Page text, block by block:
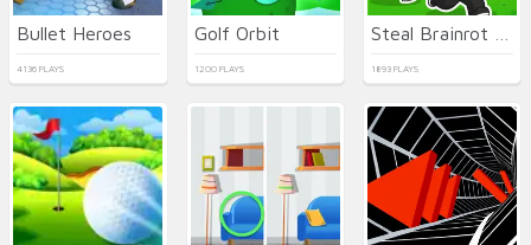
Bullet Heroes
4136 PLAYS
Golf Orbit
1200 PLAYS 1893 PLAYS